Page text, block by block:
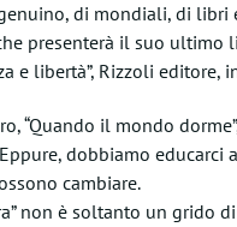
di mondiali, di libri
presenterà il suo
e libertà”, Rizzoli
“Quando il mondo
dobbiamo
cambiare.
non è soltanto un grido